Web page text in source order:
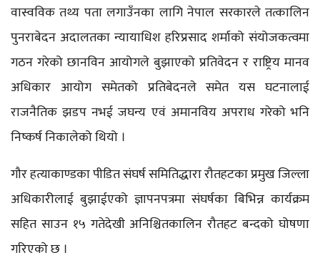
वास्वविक तथ्य पता लगाउँनका लागि नेपाल सरकारले तत्कालिन
पुनराबेदन अदालतका न्यायाधिश हरिप्रसाद शर्माको संयोजकत्वमा
गठन गरेको छानविन आयोगले बुझाएको प्रतिवेदन र राष्ट्रिय मानव
अधिकार आयोग समेतको प्रतिबेदनले समेत यस घटनालाई
राजनैतिक झडप नभई जघन्य एवं अमानविय अपराध गरेको भनि
निष्कर्ष निकालेको थियो ।
गौर हत्याकाण्डका पीडित संघर्ष समितिद्धारा रौतहटका प्रमुख जिल्ला
अधिकारीलाई बुझाईएको ज्ञापनपत्रमा संघर्षका बिभिन्न कार्यक्रम
सहित साउन १५ गतेदेखी अनिश्चितकालिन रौतहट बन्दको घोषणा
गरिएको छ ।